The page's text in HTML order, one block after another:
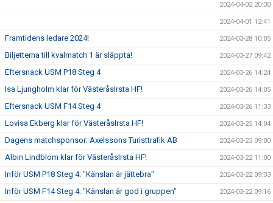
2024-04-02 20:30
2024-04-01 12:41
Framtidens ledare 2024! 2024-03-28 10:05
Biljetterna till kvalmatch 1 är släppta! 2024-03-27 09:42
Eftersnack USM P18 Steg 4 2024-03-26 14:24
Isa Ljungholm klar för VästeråsIrsta HF! 2024-03-26 14:05
Eftersnack USM F14 Steg 4 2024-03-26 11:33
Lovisa Ekberg klar för VästeråsIrsta HF! 2024-03-25 14:04
Dagens matchsponsor: Axelssons Turisttrafik AB 2024-03-23 09:00
Albin Lindblom klar för VästeråsIrsta HF! 2024-03-22 11:00
Inför USM P18 Steg 4: "Känslan är jättebra" 2024-03-22 09:33
Inför USM F14 Steg 4: "Känslan är god i gruppen" 2024-03-22 09:16